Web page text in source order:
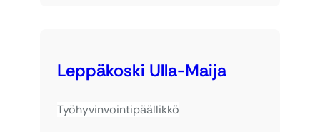
Leppäkoski Ulla-Maija
Työhyvinvointipäällikkö